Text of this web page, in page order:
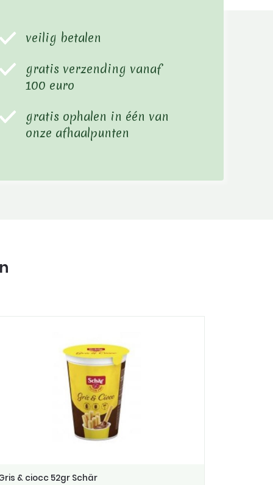
veilig betalen
gratis verzending vanaf
100 euro
gratis ophalen in één van
onze afhaalpunten
& ciocc 52gr Schär